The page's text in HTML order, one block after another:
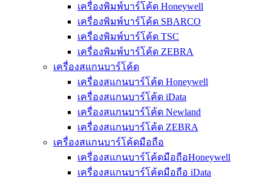
เครื่องพิมพ์บาร์โค้ด Honeywell
เครื่องพิมพ์บาร์โค้ด SBARCO
เครื่องพิมพ์บาร์โค้ด TSC
เครื่องพิมพ์บาร์โค้ด ZEBRA
เครื่องสแกนบาร์โค้ด
เครื่องสแกนบาร์โค้ด Honeywell
เครื่องสแกนบาร์โค้ด iData
เครื่องสแกนบาร์โค้ด Newland
เครื่องสแกนบาร์โค้ด ZEBRA
เครื่องสแกนบาร์โค้ดมือถือ
เครื่องสแกนบาร์โค้ดมือถือHoneywell
เครื่องสแกนบาร์โค้ดมือถือ iData